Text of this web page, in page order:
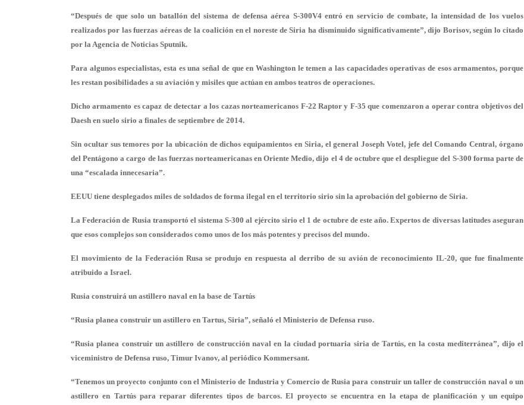
“Después de que solo un batallón del sistema de defensa aérea S-300V4 entró en servicio de combate, la intensidad de los vuelos
realizados por las fuerzas aéreas de la coalición en el noreste de Siria ha disminuido significativamente”, dijo Borisov, según lo citado
por la Agencia de Noticias Sputnik.
Para algunos especialistas, esta es una señal de que en Washington le temen a las capacidades operativas de esos armamentos, porque
les restan posibilidades a su aviación y misiles que actúan en ambos teatros de operaciones.
Dicho armamento es capaz de detectar a los cazas norteamericanos F-22 Raptor y F-35 que comenzaron a operar contra objetivos del
Daesh en suelo sirio a finales de septiembre de 2014.
Sin ocultar sus temores por la ubicación de dichos equipamientos en Siria, el general Joseph Votel, jefe del Comando Central, órgano
del Pentágono a cargo de las fuerzas norteamericanas en Oriente Medio, dijo el 4 de octubre que el despliegue del S-300 forma parte de
una “escalada innecesaria”.
EEUU tiene desplegados miles de soldados de forma ilegal en el territorio sirio sin la aprobación del gobierno de Siria.
La Federación de Rusia transportó el sistema S-300 al ejército sirio el 1 de octubre de este año. Expertos de diversas latitudes aseguran
que esos complejos son considerados como unos de los más potentes y precisos del mundo.
El movimiento de la Federación Rusa se produjo en respuesta al derribo de su avión de reconocimiento IL-20, que fue finalmente
atribuido a Israel.
Rusia construirá un astillero naval en la base de Tartús
“Rusia planea construir un astillero en Tartus, Siria”, señaló el Ministerio de Defensa ruso.
“Rusia planea construir un astillero de construcción naval en la ciudad portuaria siria de Tartús, en la costa mediterránea”, dijo el
viceministro de Defensa ruso, Timur Ivanov, al periódico Kommersant.
“Tenemos un proyecto conjunto con el Ministerio de Industria y Comercio de Rusia para construir un taller de construcción naval o un
astillero en Tartús para reparar diferentes tipos de barcos. El proyecto se encuentra en la etapa de planificación y un equipo